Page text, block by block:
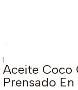
|
Aceite Coco
Prensado